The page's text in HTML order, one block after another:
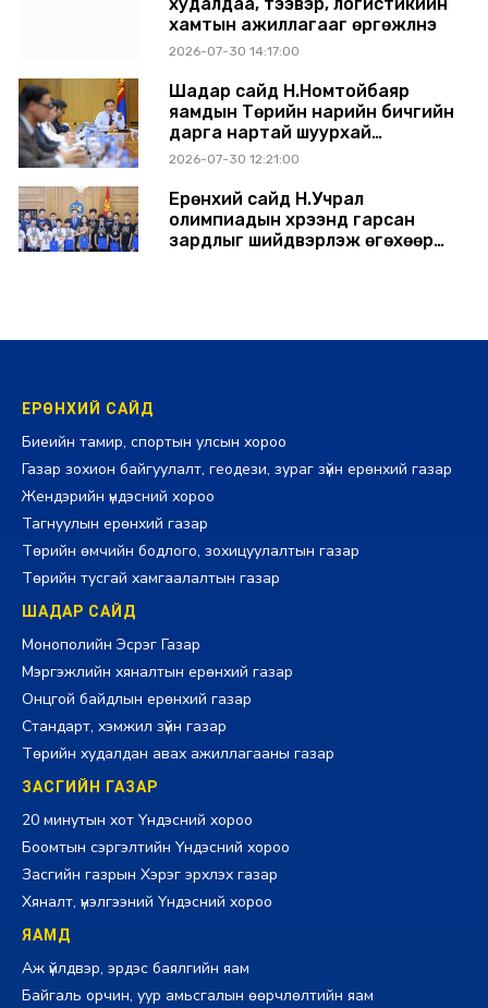
хамтын ажиллагааг өргөжүүлнэ
2026-07-30 14:17:00
Шадар сайд Н.Номтойбаяр
яамдын Төрийн нарийн бичгийн
дарга нартай шуурхай
хуралдлаа
2026-07-30 12:21:00
Ерөнхий сайд Н.Учрал
олимпиадын хүрээнд гарсан
зардлыг шийдвэрлэж өгөхөөр
ЕРӨНХИЙ САЙД
Биеийн тамир, спортын улсын хороо
Газар зохион байгуулалт, геодези, зураг зүйн ерөнхий газар
Жендэрийн үндэсний хороо
Тагнуулын ерөнхий газар
Төрийн өмчийн бодлого, зохицуулалтын газар
Төрийн тусгай хамгаалалтын газар
ШАДАР САЙД
Монополийн Эсрэг Газар
Мэргэжлийн хяналтын ерөнхий газар
Онцгой байдлын ерөнхий газар
Стандарт, хэмжил зүйн газар
Төрийн худалдан авах ажиллагааны газар
ЗАСГИЙН ГАЗАР
20 минутын хот Үндэсний хороо
Боомтын сэргэлтийн Үндэсний хороо
Засгийн газрын Хэрэг эрхлэх газар
Хяналт, үнэлгээний Үндэсний хороо
ЯАМД
Аж үйлдвэр, эрдэс баялгийн яам
Байгаль орчин, уур амьсгалын өөрчлөлтийн яам